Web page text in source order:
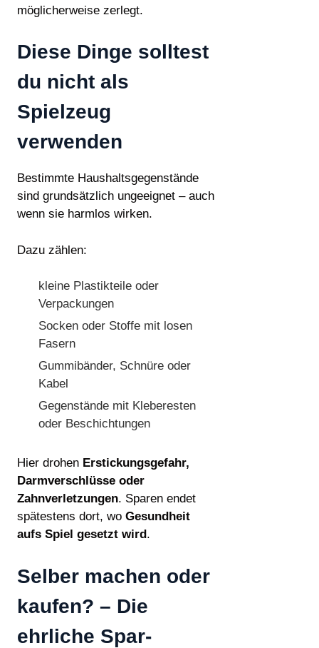
möglicherweise zerlegt.
Diese Dinge solltest
du nicht als
Spielzeug
verwenden
Bestimmte Haushaltsgegenstände
sind grundsätzlich ungeeignet – auch
wenn sie harmlos wirken.
Dazu zählen:
kleine Plastikteile oder
Verpackungen
Socken oder Stoffe mit losen
Fasern
Gummibänder, Schnüre oder
Kabel
Gegenstände mit Kleberesten
oder Beschichtungen
Hier drohen Erstickungsgefahr,
Darmverschlüsse oder
Zahnverletzungen. Sparen endet
spätestens dort, wo Gesundheit
aufs Spiel gesetzt wird .
Selber machen oder
kaufen? – Die
ehrliche Spar-